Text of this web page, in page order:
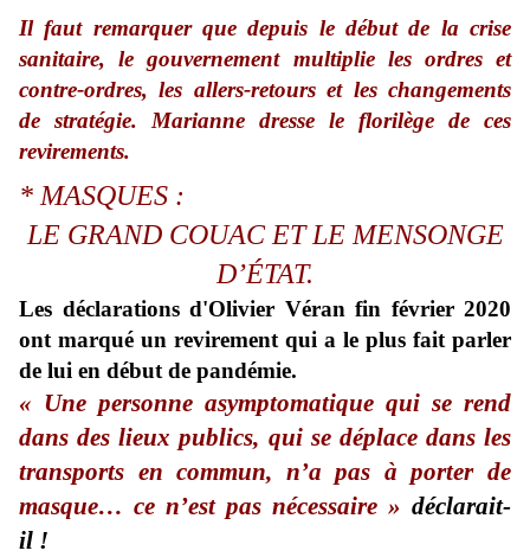
Il faut remarquer que depuis le début de la crise
sanitaire, le gouvernement multiplie les ordres et
contre-ordres, les allers-retours et les changements
de stratégie. Marianne dresse le florilège de ces
revirements.
* MASQUES :
LE GRAND COUAC ET LE MENSONGE
D’ÉTAT.
Les déclarations d'Olivier Véran fin février 2020
ont marqué un revirement qui a le plus fait parler
de lui en début de pandémie.
« Une personne asymptomatique qui se rend
dans des lieux publics, qui se déplace dans les
transports en commun, n’a pas à porter de
masque… ce n’est pas nécessaire » déclarait-
il !